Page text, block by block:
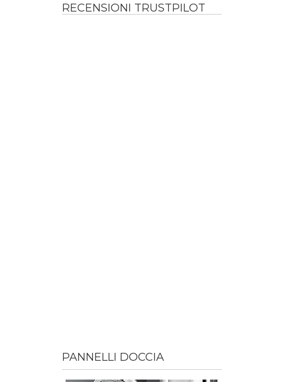
RECENSIONI TRUSTPILOT
PANNELLI DOCCIA